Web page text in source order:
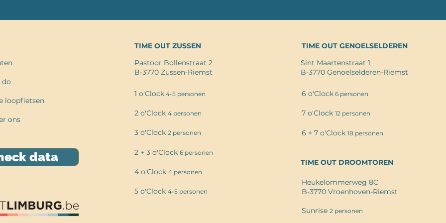
do
loopfietsen
ons
data
TIME OUT ZUSSEN
Pastoor Bollenstraat 2
B-3770 Zussen-Riemst
1 o'Clock4-5 personen
2 o'Clock 4 personen
3 o'Clock 2 personen
2 + 3 o'Clock 6 personen
4 o'Clock 4 personen
5 o'Clock 4-5 personen
TIME OUT GENOELSELDEREN
Sint Maartenstraat 1
B-3770 Genoelselderen-Riemst
6 o'Clock6 personen
7 o'Clock 12 personen
6 + 7 o'Clock 18 personen
TIME OUT DROOMTOREN
Heukelommerweg 8C
B-3770 Vroenhoven-Riemst
Sunrise 2 personen